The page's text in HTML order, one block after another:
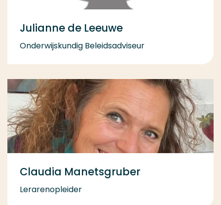
Julianne de Leeuwe
Onderwijskundig Beleidsadviseur
Claudia Manetsgruber
Lerarenopleider